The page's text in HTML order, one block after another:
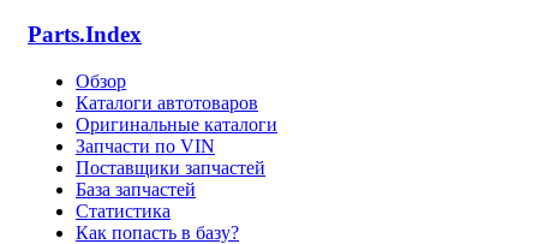
Parts.Index
Обзор
Каталоги автотоваров
Оригинальные каталоги
Запчасти по VIN
Поставщики запчастей
База запчастей
Статистика
Как попасть в базу?